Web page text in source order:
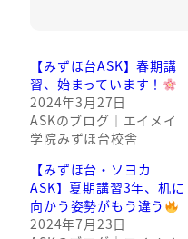
【みずほ台ASK】春期講
習、始まっています！
2024年3月27日
ASKのブログ｜エイメイ
学院みずほ台校舎
【みずほ台・ソヨカ
ASK】夏期講習3年、机に
向かう姿勢がもう違う
2024年7月23日